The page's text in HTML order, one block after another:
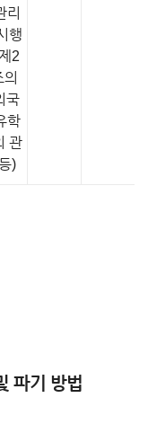
리
행
2
국
학
관
)
파기 방법